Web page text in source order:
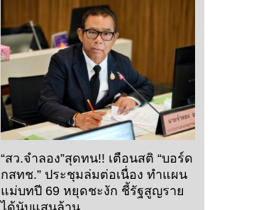
“สว.จำลอง”สุดทน!! เตือนสติ “บอร์ด
กสทช.” ประชุมล่มต่อเนื่อง ทำแผน
แม่บทปี 69 หยุดชะงัก ชี้รัฐสูญราย
ได้นับแสนล้าน